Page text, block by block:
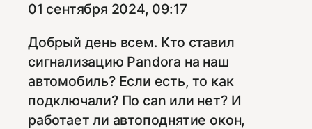
01 сентября 2024, 09:17
Добрый день всем. Кто ставил
сигнализацию Pandora на наш
автомобиль? Если есть, то как
подключали? По can или нет? И
работает ли автоподнятие окон,